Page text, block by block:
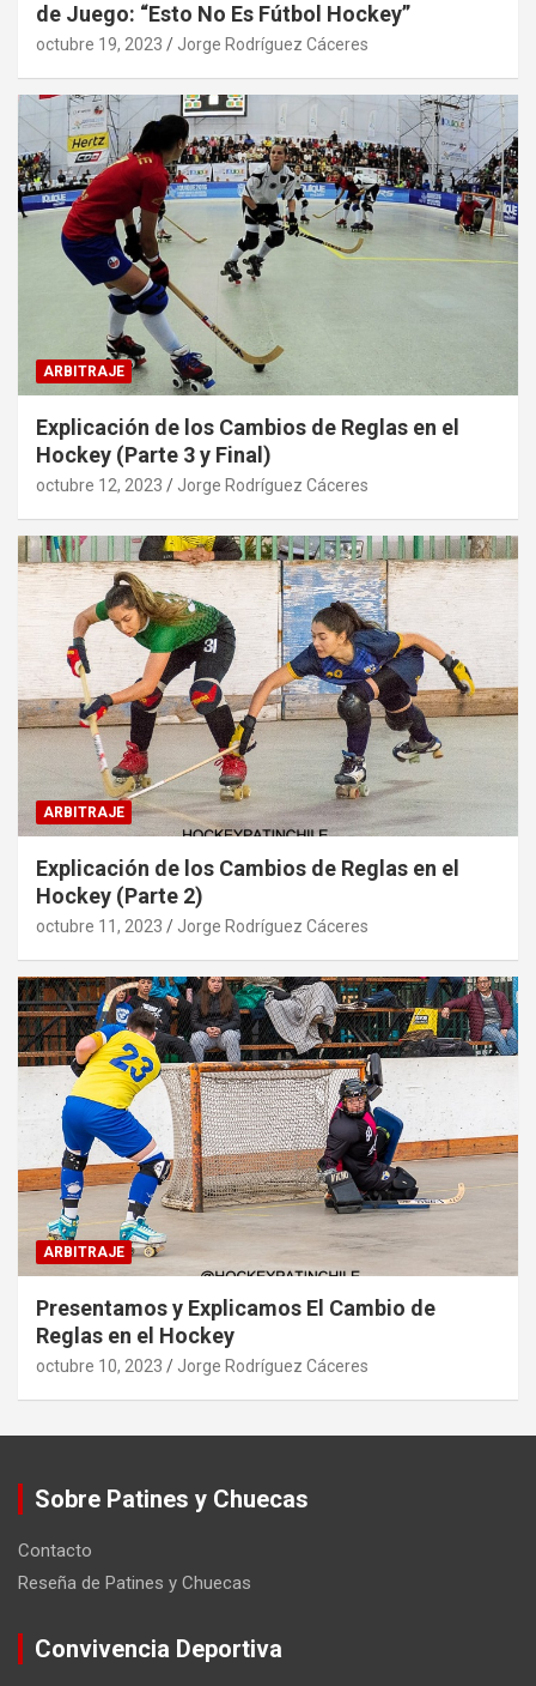
de Juego: “Esto No Es Fútbol Hockey”
octubre 19, 2023 Jorge Rodríguez Cáceres
ARBITRAJE
Explicación de los Cambios de Reglas en el
Hockey (Parte 3 y Final)
octubre 12, 2023 Jorge Rodríguez Cáceres
ARBITRAJE
Explicación de los Cambios de Reglas en el
Hockey (Parte 2)
octubre 11, 2023 Jorge Rodríguez Cáceres
ARBITRAJE
Presentamos y Explicamos El Cambio de
Reglas en el Hockey
octubre 10, 2023 Jorge Rodríguez Cáceres
Sobre Patines y Chuecas
Contacto
Reseña de Patines y Chuecas
Convivencia Deportiva